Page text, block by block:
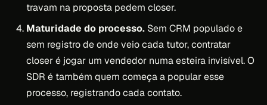
travam na proposta pedem closer.
Maturidade do processo. Sem CRM populado e
sem registro de onde veio cada tutor, contratar
closer é jogar um vendedor numa esteira invisível. O
SDR é também quem começa a popular esse
processo, registrando cada contato.